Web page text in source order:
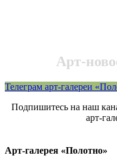
Арт-
Телеграм арт-галереи
Подпишитесь на наш
арт-
Арт-галерея «Полотно»